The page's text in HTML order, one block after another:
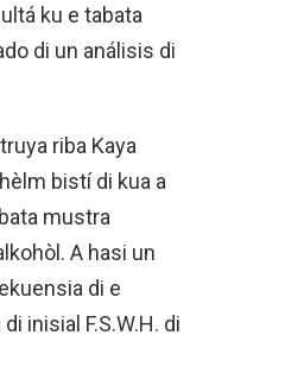
ku e tabata
di un análisis di
riba Kaya
bistí di kua a
mustra
A hasi un
di e
inisial F.S.W.H. di